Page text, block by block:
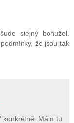
stejný bohužel.
že jsou tak
konkrétně. Mám tu